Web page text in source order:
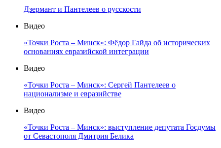
Дзермант и Пантелеев о русскости
Видео
«Точки Роста – Минск»: Фёдор Гайда об исторических
основаниях евразийской интеграции
Видео
«Точки Роста – Минск»: Сергей Пантелеев о
национализме и евразийстве
Видео
«Точки Роста – Минск»: выступление депутата Госдумы
от Севастополя Дмитрия Белика